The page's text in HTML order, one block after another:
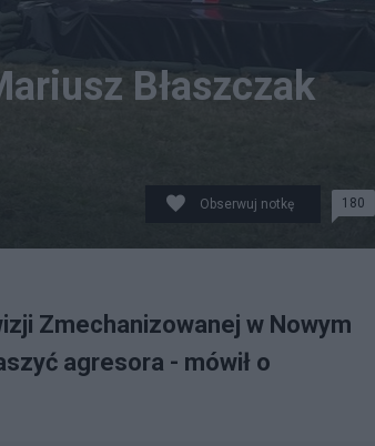
Błaszczak
Obserwuj notkę 180
Zmechanizowanej w Nowym
agresora - mówił o